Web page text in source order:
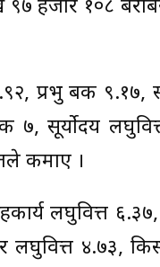
हजार १०८
प्रभु बैंक
७, सूर्योदय
कमाए ।
लघुवित्त
लघुवित्त ४.७३,